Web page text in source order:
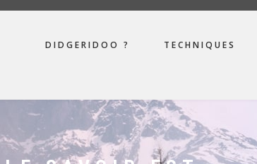
DIDGERIDOO ? TECHNIQUES